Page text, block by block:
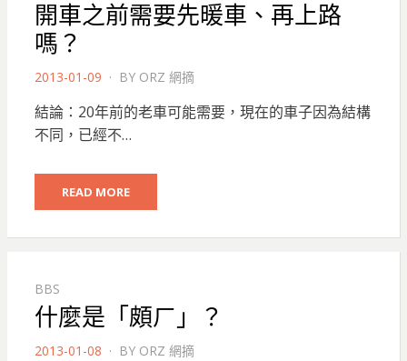
開車之前需要先暖車、再上路
嗎？
POSTED
2013-01-09 BY ORZ 網摘
結論：20年前的老車可能需要，現在的車子因為結構
不同，已經不…
READ MORE
BBS
什麼是「頗ㄏ」？
POSTED
2013-01-08 BY ORZ 網摘